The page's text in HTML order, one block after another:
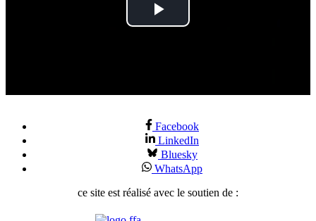
Play
Facebook
LinkedIn
Bluesky
WhatsApp
ce site est réalisé avec le soutien de :